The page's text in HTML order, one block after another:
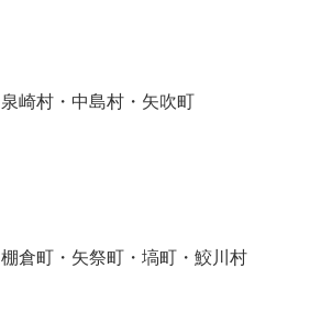
泉崎村・中島村・矢吹町
棚倉町・矢祭町・塙町・鮫川村